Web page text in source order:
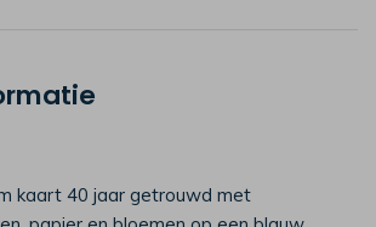
kaart 40 jaar getrouwd met